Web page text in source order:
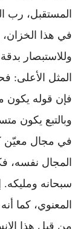
المستقبل، رب
في هذا الخزان،
وللاستبصار
المثل
فإن قوله يكون
وبالتبع يكون
في مجال معيّن
المجال نفسه،
سبحانه ومليكه.
المعنوي، كما
من قبل هذا